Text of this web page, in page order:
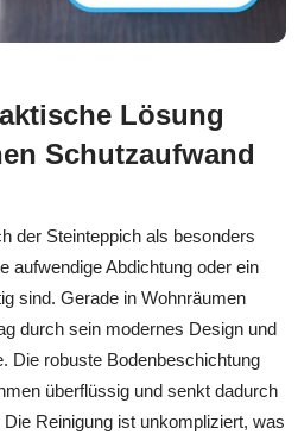
Lösung
Schutzaufwand
der Steinteppich als besonders
aufwendige Abdichtung oder ein
sind. Gerade in Wohnräumen
durch sein modernes Design und
Die robuste Bodenbeschichtung
überflüssig und senkt dadurch
Reinigung ist unkompliziert, was